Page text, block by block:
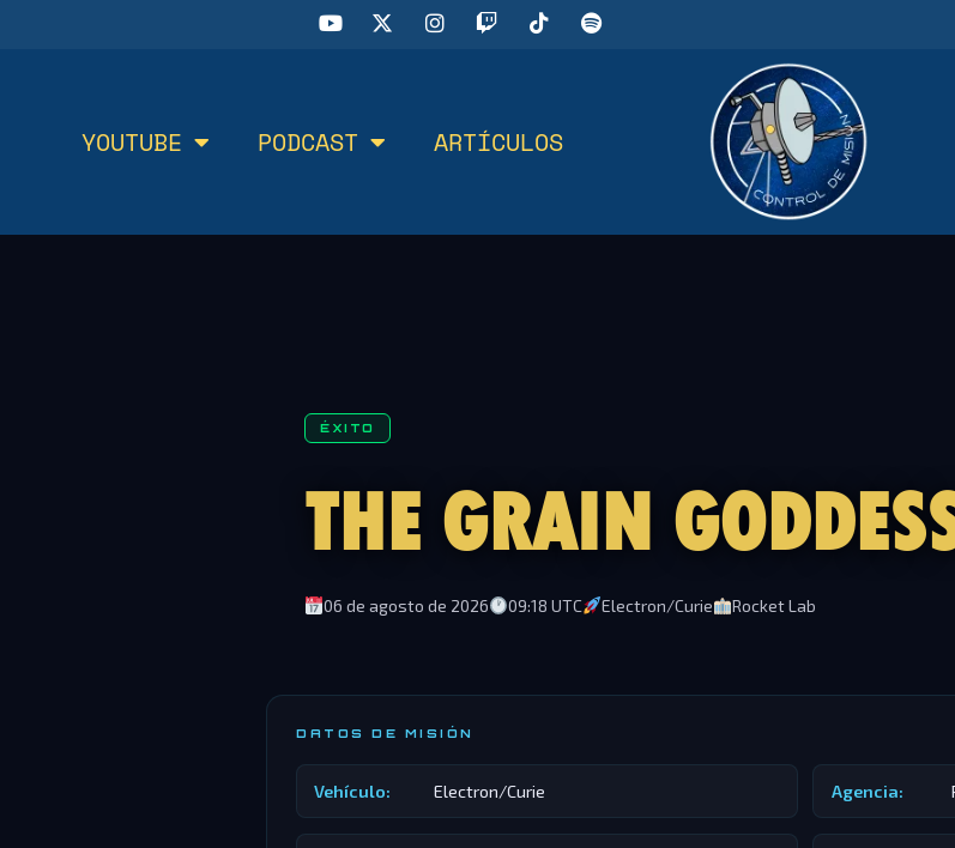
YOUTUBE PODCAST ARTÍCULOS
ÉXITO
THE GRAIN
06 de agosto de 2026 09:18 UTC Electron/Curie Rocket Lab
DATOS DE MISIÓN
Vehículo: Electron/Curie Agencia: